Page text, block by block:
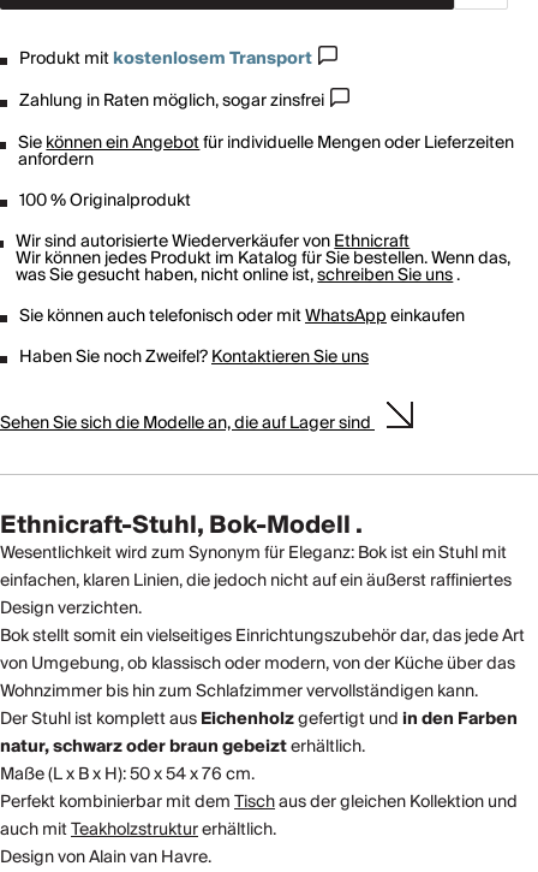
Produkt mitkostenlosem Transport
Zahlung in Raten möglich, sogar zinsfrei
Siekönnen ein Angebotfür individuelle Mengen oder Lieferzeiten
anfordern
100 % Originalprodukt
Wir sind autorisierte Wiederverkäufer vonEthnicraft
Wir können jedes Produkt im Katalog für Sie bestellen. Wenn das,
was Sie gesucht haben, nicht online ist,schreiben Sie uns.
Sie können auch telefonisch oder mitWhatsAppeinkaufen
Haben Sie noch Zweifel?Kontaktieren Sie uns
Sehen Sie sich die Modelle an, die auf Lager sind
Ethnicraft-Stuhl, Bok-Modell.
Wesentlichkeit wird zum Synonym für Eleganz: Bok ist ein Stuhl mit
einfachen, klaren Linien, die jedoch nicht auf ein äußerst raffiniertes
Design verzichten.
Bok stellt somit ein vielseitiges Einrichtungszubehör dar, das jede Art
von Umgebung, ob klassisch oder modern, von der Küche über das
Wohnzimmer bis hin zum Schlafzimmer vervollständigen kann.
Der Stuhl ist komplett ausEichenholzgefertigt undin den Farben
natur, schwarz oder braun gebeizterhältlich.
Maße (L x B x H): 50 x 54 x 76 cm.
Perfekt kombinierbar mit demTischaus der gleichen Kollektion und
auch mitTeakholzstrukturerhältlich.
Design von Alain van Havre.